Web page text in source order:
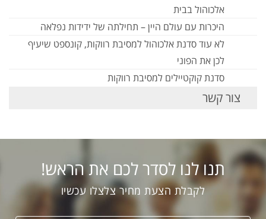
אלכוהול בבית
היכרות עם עולם היין – תחילתה של ידידות נפלאה
לא עוד סדנת אלכוהול למסיבת רווקות, קונספט שיעיף
לכן את הפוני
סדנת קוקטיילים למסיבת רווקות
צור קשר
תנו לנו לסדר לכם את הראש!
לקבלת הצעת מחיר צלצלו עכשיו